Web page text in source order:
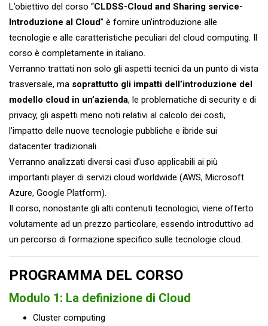
L’obiettivo del corso “CLDSS-Cloud and Sharing service-
Introduzione al Cloud” è fornire un’introduzione alle
tecnologie e alle caratteristiche peculiari del cloud computing. Il
corso è completamente in italiano.
Verranno trattati non solo gli aspetti tecnici da un punto di vista
trasversale, ma soprattutto gli impatti dell’introduzione del
modello cloud in un’azienda, le problematiche di security e di
privacy, gli aspetti meno noti relativi al calcolo dei costi,
l’impatto delle nuove tecnologie pubbliche e ibride sui
datacenter tradizionali.
Verranno analizzati diversi casi d’uso applicabili ai più
importanti player di servizi cloud worldwide (AWS, Microsoft
Azure, Google Platform).
Il corso, nonostante gli alti contenuti tecnologici, viene offerto
volutamente ad un prezzo particolare, essendo introduttivo ad
un percorso di formazione specifico sulle tecnologie cloud.
PROGRAMMA DEL CORSO
Modulo 1: La definizione di Cloud
Cluster computing